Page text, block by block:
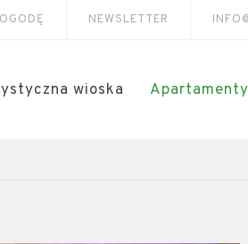
NEWSLETTER
wioska Apartamenty